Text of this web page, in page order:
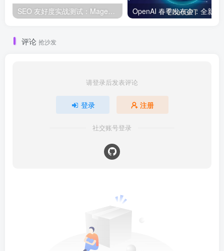
SEO 友好度实战测试：Magento、WordPress、Drupal 在核心 SEO 要素上的表现对比
评论 抢沙发
请登录后发表评论
登录 注册
社交账号登录